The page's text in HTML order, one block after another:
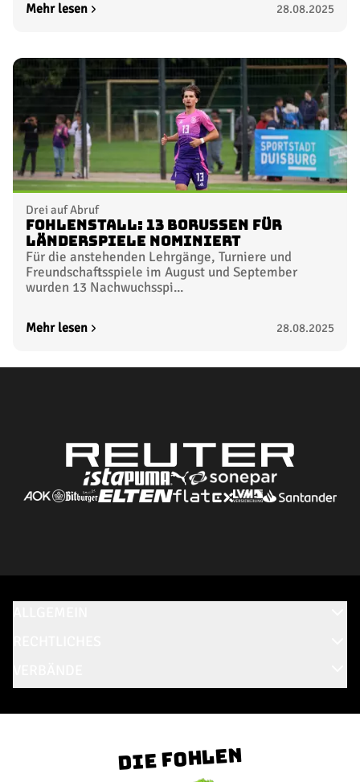
Mehr lesen 28.08.2025
Drei auf Abruf
FohlenStall: 13 Borussen für
Länderspiele nominiert
Für die anstehenden Lehrgänge, Turniere und
Freundschaftsspiele im August und September
wurden 13 Nachwuchsspi...
Mehr lesen 28.08.2025
Die Fohlen